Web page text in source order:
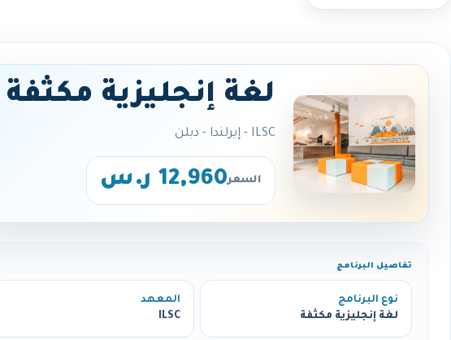
لغة إنجليزية مكثفة
ILSC - إيرلندا - دبلن
السعر12,960 ر.س
تفاصيل البرنامج
نوع البرنامج
لغة إنجليزية مكثفة
المعهد
ILSC